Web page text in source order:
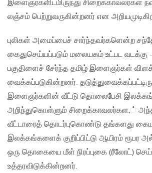
இளைஞர்களிடமிருந்து சிறைக்காவலர்கள்
லஞ்சம் பெற்றுவருகின்றனர் என
புலிகள் அமைப்பைச் சார்ந்தவர்களென்ற
கைதுசெய்யப்படும் மலையகம் உட்பட வடக்கு
பகுதிளைச் சேர்ந்த தமிழ் இளைஞர்கள்
வைக்கப்படுகின்றனர்.
இளைஞர்களின் வீட்டு தொலைபேசி
அறிந்துகொள்ளும் சிறைக்காவலர்கள‚்
வீட்டாரைத் தொடர்புகொண்டு தங்களது
இலக்கங்களைக் குறிப்பிட்டு ஆயிரம் ரூபர
ஒரு தொகையை மீள் நிரப்புகை (ரீலோட்)
உத்தரவிடுக்கின்றனர்.